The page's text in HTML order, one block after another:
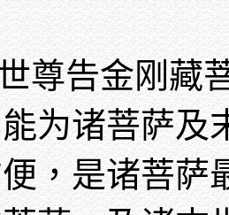
尊告金刚藏
为诸菩萨及
，是诸菩萨